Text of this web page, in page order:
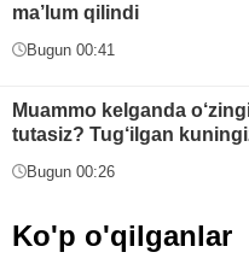
ma’lum qilindi
Bugun 00:41
Muammo kelganda
tutasiz? Tug‘ilgan
Bugun 00:26
Ko'p o'qilganlar